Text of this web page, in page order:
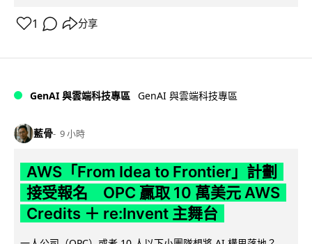
1 分享
GenAI 與雲端科技專區 GenAI 與雲端科技專區
藍骨 9 小時
AWS「From Idea to Frontier」計劃
接受報名 OPC 贏取 10 萬美元 AWS
Credits ＋ re:Invent 主舞台